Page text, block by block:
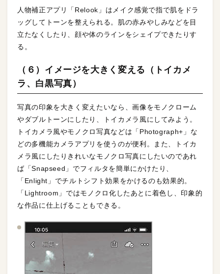
人物補正アプリ「Relook」はメイク感覚で指で肌をドラ
ッグしてトーンを整えられる。肌の赤みやしみなどを目
立たなくしたり、顔や体のラインをシェイプできたりす
る。
（６）イメージを大きく変える（トイカメ
ラ、白黒写真）
写真の印象を大きく変えたいなら、画像をモノクローム
やダブルトーンにしたり、トイカメラ風にしてみよう。
トイカメラ風やモノクロ写真などは「Photograph+」な
どの多機能カメラアプリを使うのが便利。また、トイカ
メラ風にしたりきれいなモノクロ写真にしたいのであれ
ば「Snapseed」でフィルタを簡単にかけたり、
「Enlight」でチルトシフト効果をかけるのも効果的。
「Lightroom」ではモノクロ化したあとに着色し、印象的
な作品に仕上げることもできる。